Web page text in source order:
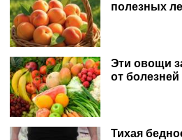
полезных
Эти овощи
от
Тихая